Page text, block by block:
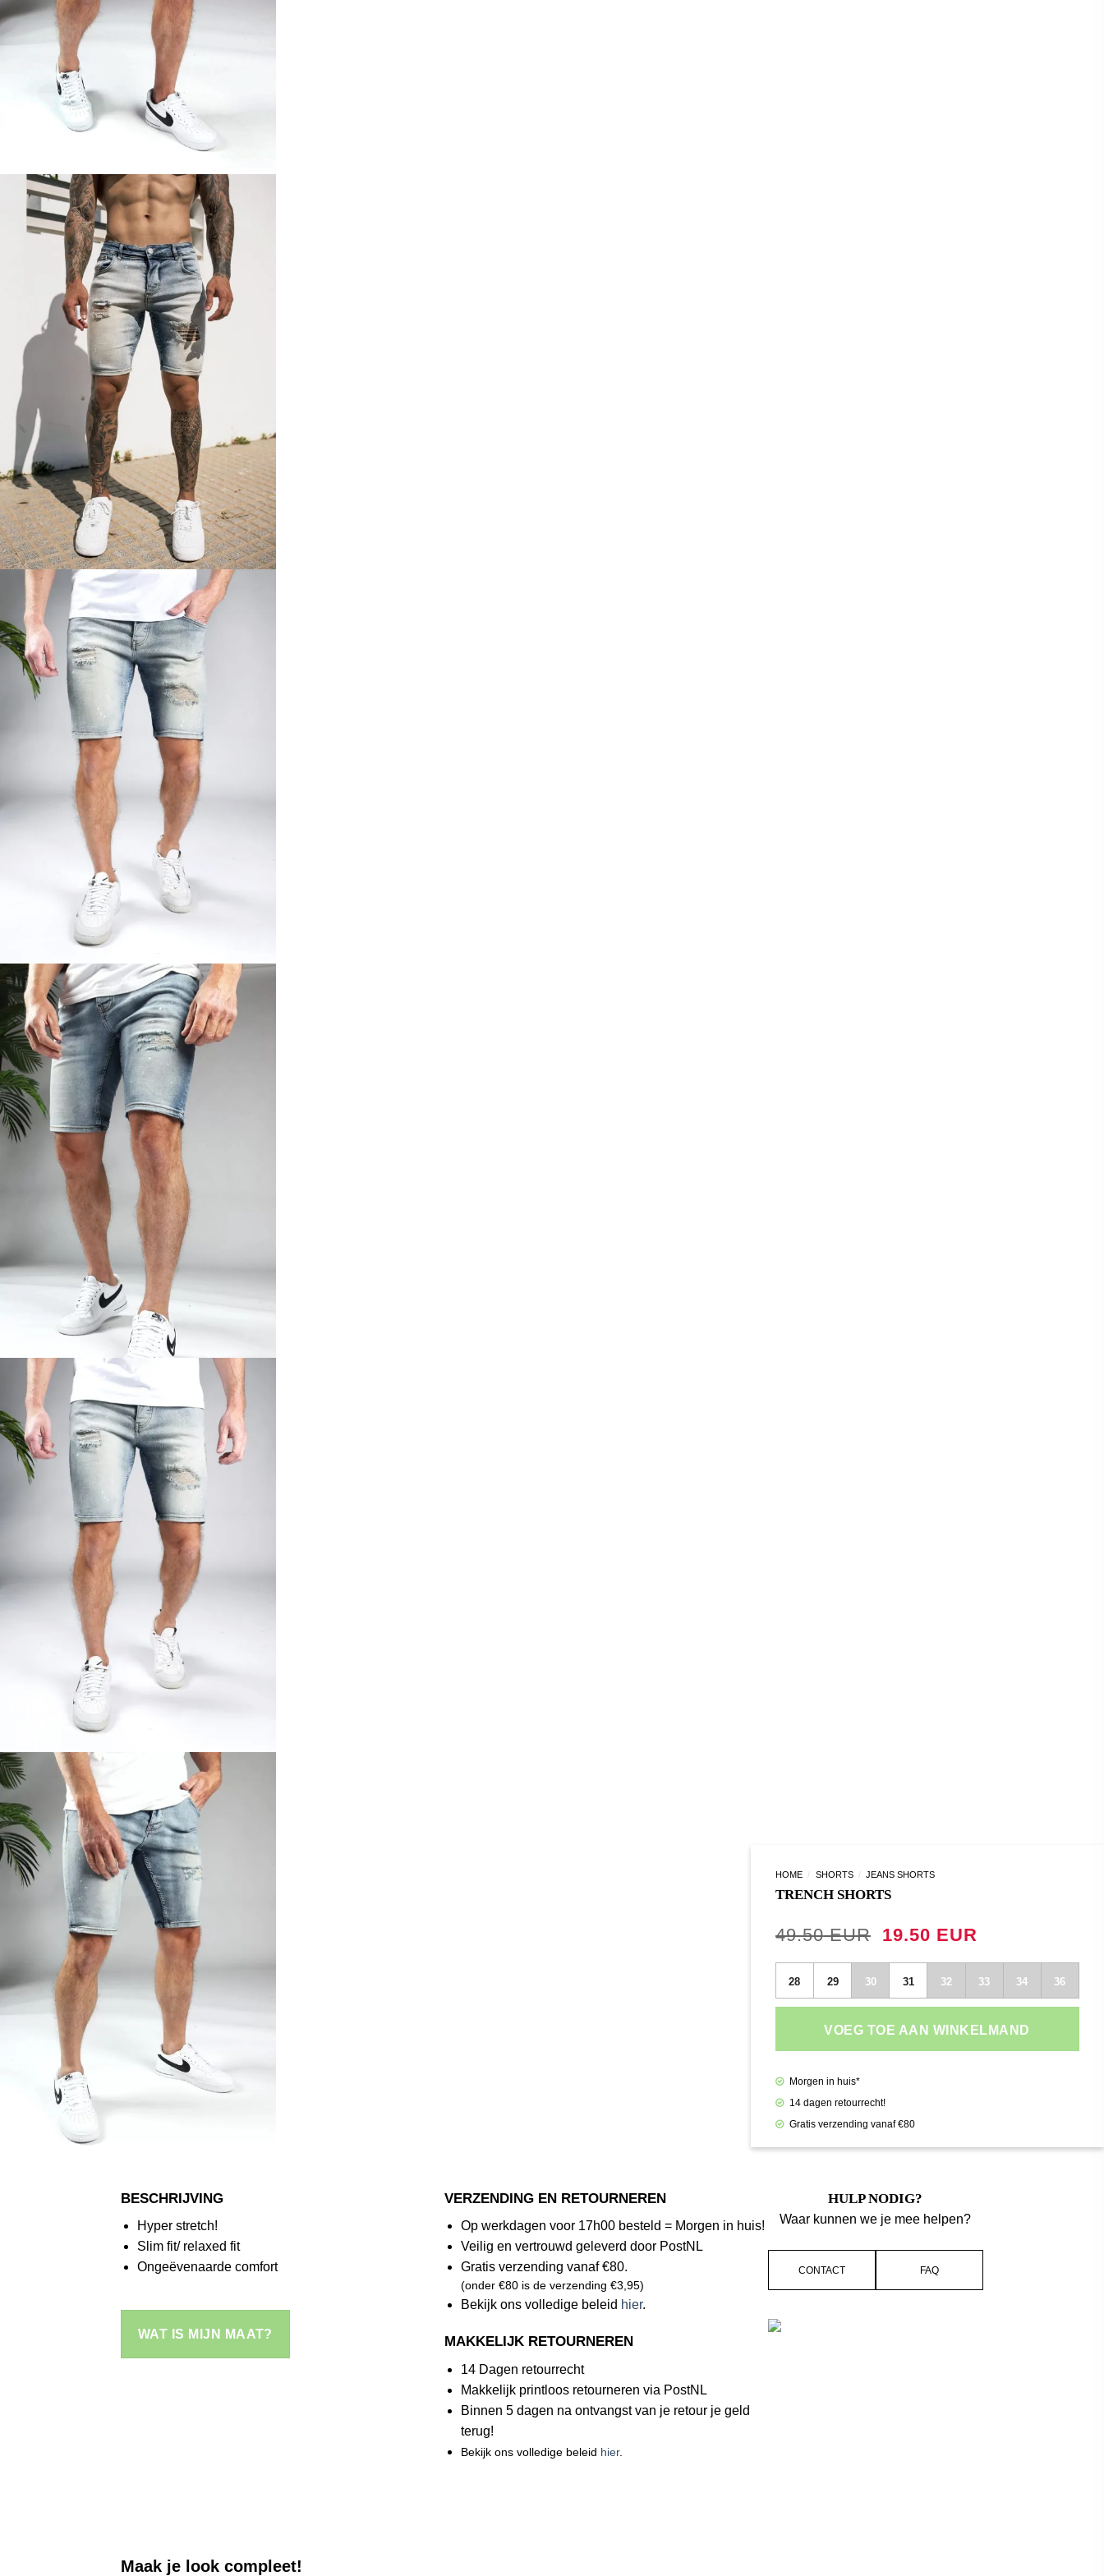
HOME / SHORTS / JEANS SHORTS
TRENCH SHORTS
49.50
Oorspronkelijke
was:
€49.50.
19.50
is:
€19.50.
28 29 30 31 32 33 34 36
VOEG TOE AAN WINKELMAND
Morgen in huis*
14 dagen retourrecht!
Gratis verzending vanaf €80
BESCHRIJVING
Hyper stretch!
Slim fit/ relaxed fit
Ongeëvenaarde comfort
WAT IS MIJN MAAT?
VERZENDING EN RETOURNEREN
Op werkdagen voor 17h00 besteld = Morgen in huis!
Veilig en vertrouwd geleverd door PostNL
Gratis verzending vanaf €80.
(onder €80 is de verzending €3,95)
Bekijk ons volledige beleid hier.
MAKKELIJK RETOURNEREN
14 Dagen retourrecht
Makkelijk printloos retourneren via PostNL
Binnen 5 dagen na ontvangst van je retour je geld
terug!
Bekijk ons volledige beleid hier.
HULP NODIG?
Waar kunnen we je mee helpen?
CONTACT FAQ
Maak je look compleet!